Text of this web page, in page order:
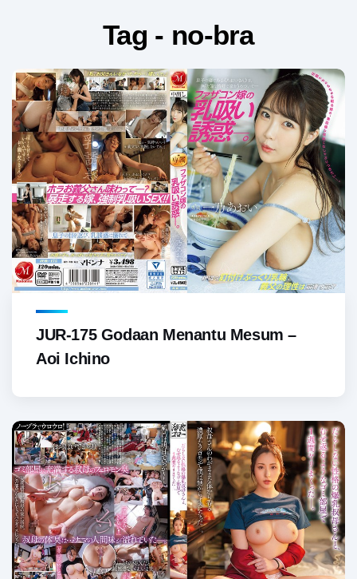
Tag - no-bra
JUR-175 Godaan Menantu Mesum –
Aoi Ichino